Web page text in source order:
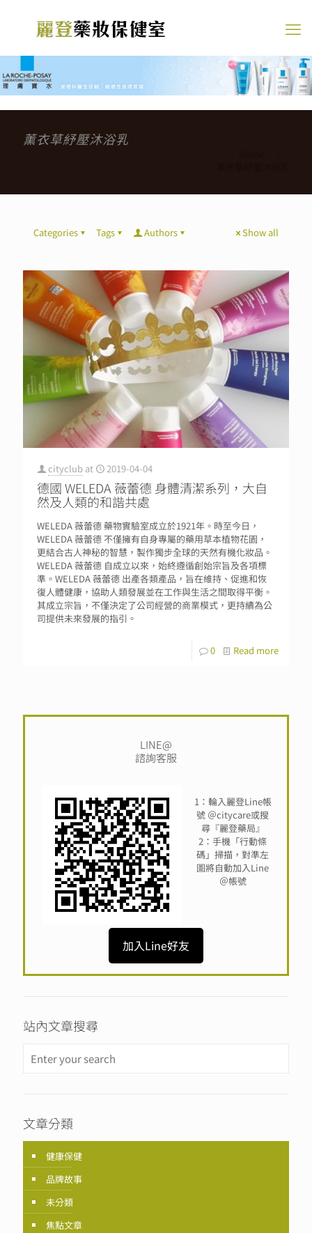
薰衣草紓壓沐浴乳
Categories Tags Authors Show all
cityclub at 2019-04-04
德國 WELEDA 薇蕾德 身體清潔系列，大自
然及人類的和諧共處
WELEDA 薇蕾德 藥物實驗室成立於1921年。時至今日，
WELEDA 薇蕾德 不僅擁有自身專屬的藥用草本植物花園，
更結合古人神秘的智慧，製作獨步全球的天然有機化妝品。
WELEDA 薇蕾德 自成立以來，始終遵循創始宗旨及各項標
準。WELEDA 薇蕾德 出產各類產品，旨在維持、促進和恢
復人體健康，協助人類發展並在工作與生活之間取得平衡。
其成立宗旨，不僅決定了公司經營的商業模式，更持續為公
司提供未來發展的指引。
0 Read more
LINE@
諮詢客服
1：輪入麗登Line帳
號 ＠citycare或搜
尋『麗登藥局』
2：手機「行動條
碼」掃描，對準左
圖將自動加入Line
＠帳號
加入Line好友
站內文章搜尋
文章分類
健康保健
品牌故事
未分類
焦點文章